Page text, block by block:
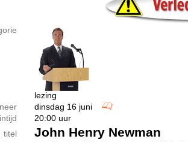
lezing
dinsdag 16 juni
20:00 uur
titel
John Henry Newman